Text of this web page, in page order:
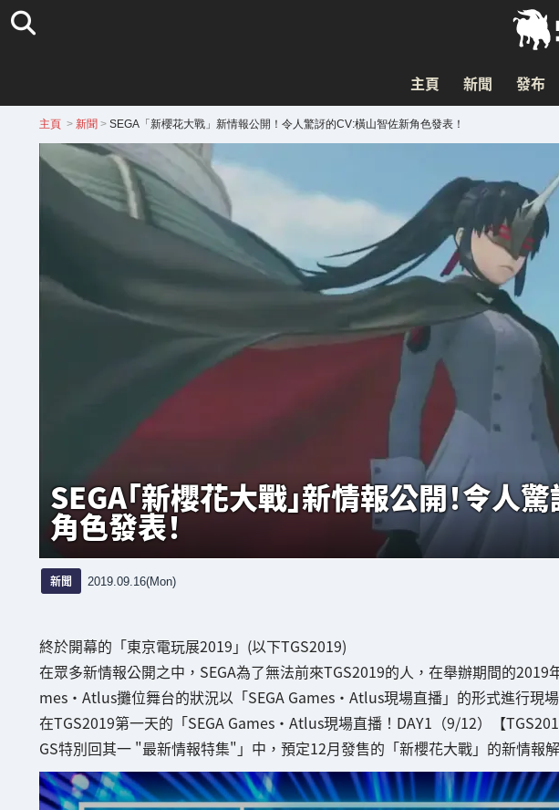
主頁 新聞 發布
主頁 > 新聞 > SEGA「新櫻花大戰」新情報公開！令人驚訝的CV:橫山智佐新角色發表！
SEGA「新櫻花大戰」新情報公開！令人
角色發表！
新聞 2019.09.16(Mon)
終於開幕的「東京電玩展2019」(以下TGS2019)
在眾多新情報公開之中，SEGA為了無法前來TGS2019的人，在舉辦期間的2019
mes・Atlus攤位舞台的狀況以「SEGA Games・Atlus現場直播」的形式進行現
在TGS2019第一天的「SEGA Games・Atlus現場直播！DAY1（9/12）【
GS特別回其一 "最新情報特集"」中，預定12月發售的「新櫻花大戰」的新情報解